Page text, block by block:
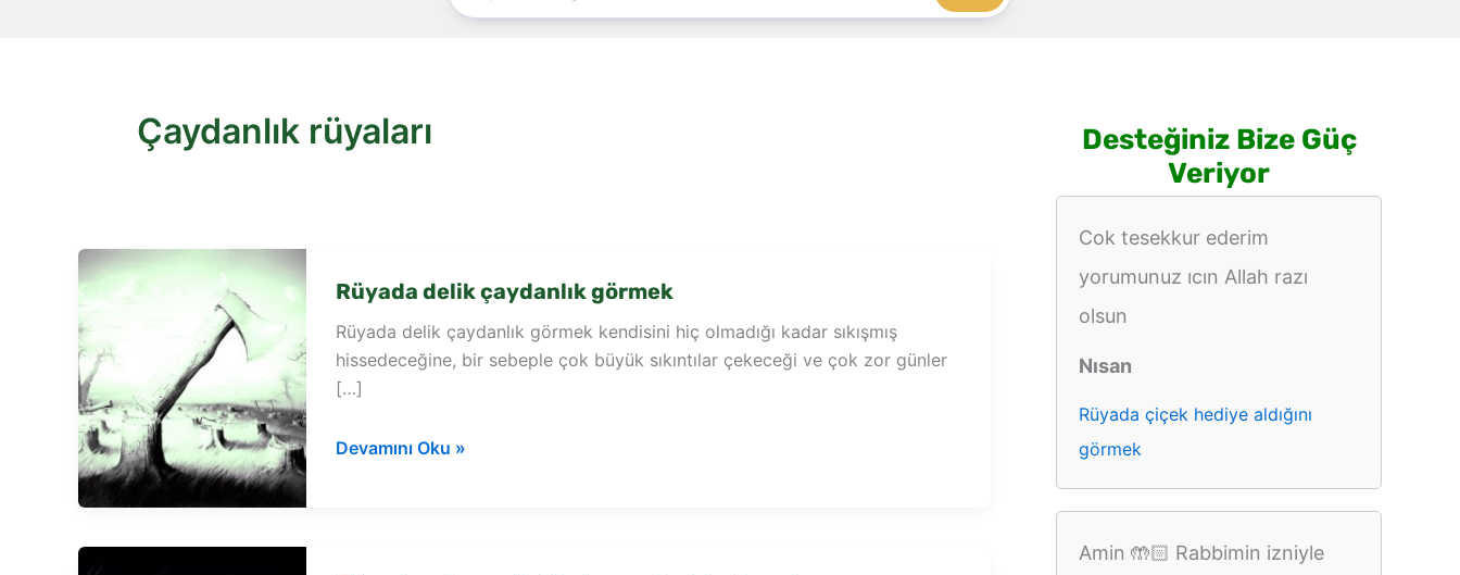
Çaydanlık rüyaları
Rüyada delik çaydanlık görmek
Rüyada delik çaydanlık görmek kendisini hiç olmadığı kadar sıkışmış
hissedeceğine, bir sebeple çok büyük sıkıntılar çekeceği ve çok zor günler
[…]
Rüyada
Devamını Oku »
Desteğiniz Bize Güç
Veriyor
Cok tesekkur ederim
yorumunuz ıcın Allah razı
olsun
Nısan
Rüyada çiçek hediye aldığını
görmek
Amin 🤲🏻 Rabbimin izniyle